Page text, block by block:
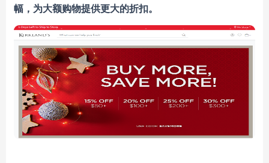
幅，为大额购物提供更大的折扣。